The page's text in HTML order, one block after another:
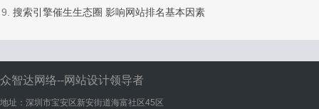
9. 搜索引擎催生生态圈 影响网站排名基本因素
众智达网络--网站设计领导者
地址：深圳市宝安区新安街道海富社区45区